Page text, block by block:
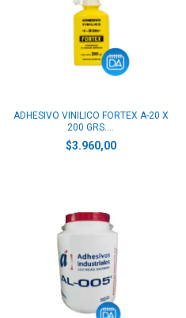
ADHESIVO VINILICO FORTEX A-20 X
200 GRS....
$3.960,00